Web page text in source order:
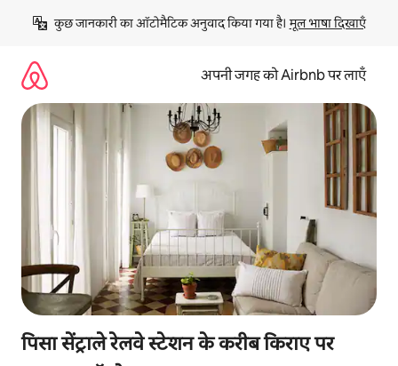
छोड़कर
कॉन्टेंट
कुछ जानकारी का ऑटोमैटिक अनुवाद किया गया है। मूल भाषा दिखाएँ
अपनी जगह को Airbnb पर लाएँ
पिसा सेंट्राले रेलवे स्टेशन के करीब किराए पर